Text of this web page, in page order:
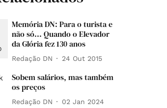
Memória DN: Para o turista e
não só... Quando o Elevador
da Glória fez 130 anos
Redação DN 24 Out 2015
Sobem salários, mas também
os preços
Redação DN 02 Jan 2024